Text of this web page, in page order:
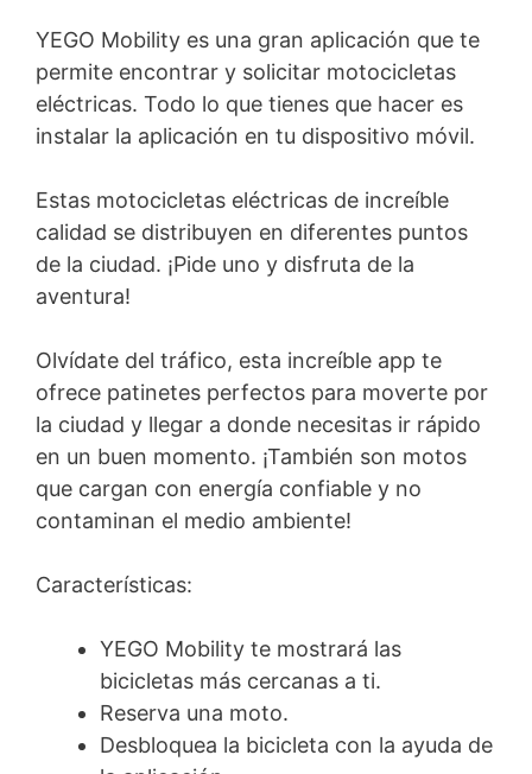
YEGO Mobility es una gran aplicación que te
permite encontrar y solicitar motocicletas
eléctricas. Todo lo que tienes que hacer es
instalar la aplicación en tu dispositivo móvil.
Estas motocicletas eléctricas de increíble
calidad se distribuyen en diferentes puntos
de la ciudad. ¡Pide uno y disfruta de la
aventura!
Olvídate del tráfico, esta increíble app te
ofrece patinetes perfectos para moverte por
la ciudad y llegar a donde necesitas ir rápido
en un buen momento. ¡También son motos
que cargan con energía confiable y no
contaminan el medio ambiente!
Características:
YEGO Mobility te mostrará las
bicicletas más cercanas a ti.
Reserva una moto.
Desbloquea la bicicleta con la ayuda de